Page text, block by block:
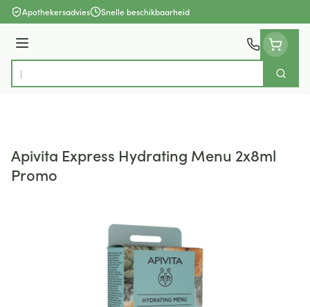
Ga naar de inhoud
Apothekersadvies Snelle beschikbaarheid
Menu
Product, merk, categorie...
Zoek
Apivita Express Hydrating Menu 2x8ml
Promo